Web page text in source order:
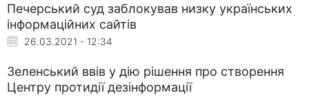
Печерський суд заблокував низку українських
інформаційних сайтів
26.03.2021 - 12:34
Зеленський ввів у дію рішення про створення
Центру протидії дезінформації